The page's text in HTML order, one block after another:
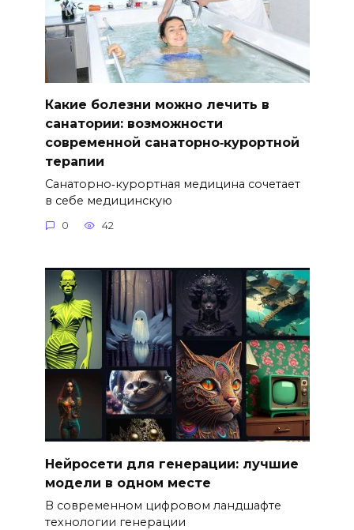
Какие болезни можно лечить в
санатории: возможности
современной санаторно‑курортной
терапии
Санаторно‑курортная медицина сочетает
в себе медицинскую
0 42
Нейросети для генерации: лучшие
модели в одном месте
В современном цифровом ландшафте
технологии генерации